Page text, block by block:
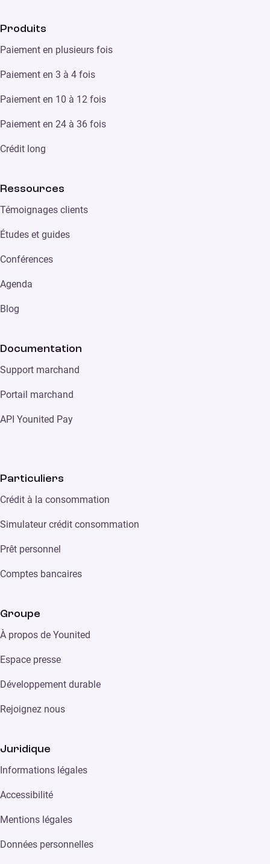
Produits
Paiement en plusieurs fois
Paiement en 3 à 4 fois
Paiement en 10 à 12 fois
Paiement en 24 à 36 fois
Crédit long
Ressources
Témoignages clients
Études et guides
Conférences
Agenda
Blog
Documentation
Support marchand
Portail marchand
API Younited Pay
Particuliers
Crédit à la consommation
Simulateur crédit consommation
Prêt personnel
Comptes bancaires
Groupe
À propos de Younited
Espace presse
Développement durable
Rejoignez nous
Juridique
Informations légales
Accessibilité
Mentions légales
Données personnelles